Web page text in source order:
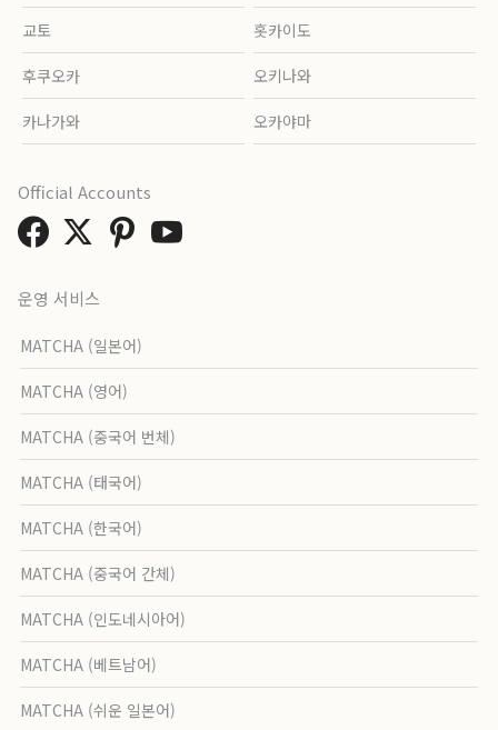
교토 홋카이도
후쿠오카 오키나와
카나가와 오카야마
운영 서비스
MATCHA (일본어)
MATCHA (영어)
MATCHA (중국어 번체)
MATCHA (태국어)
MATCHA (한국어)
MATCHA (중국어 간체)
MATCHA (인도네시아어)
MATCHA (베트남어)
MATCHA (쉬운 일본어)
Official Accounts